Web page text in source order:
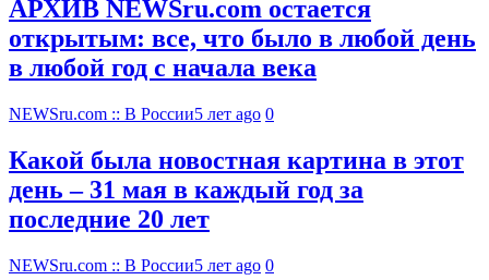
АРХИВ NEWSru.com остается
открытым: все, что было в любой день
в любой год с начала века
NEWSru.com :: В России5 лет ago 0
Какой была новостная картина в этот
день – 31 мая в каждый год за
последние 20 лет
NEWSru.com :: В России5 лет ago 0